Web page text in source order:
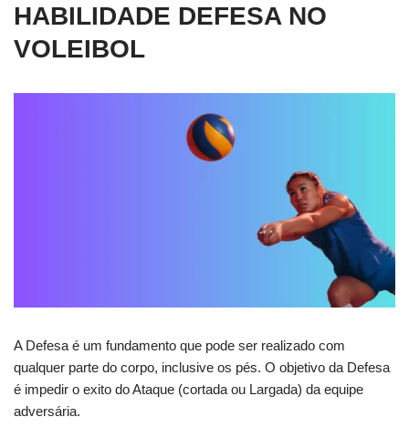
HABILIDADE DEFESA NO
VOLEIBOL
A Defesa é um fundamento que pode ser realizado com
qualquer parte do corpo, inclusive os pés. O objetivo da Defesa
é impedir o exito do Ataque (cortada ou Largada) da equipe
adversária.